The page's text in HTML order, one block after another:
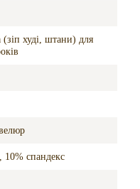
худі, штани) для
10% спандекс